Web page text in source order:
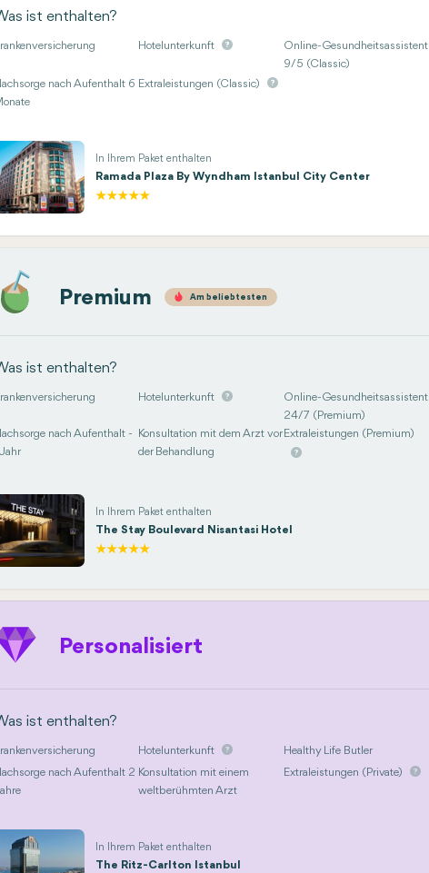
ist enthalten?
Hotelunterkunft
Online-Gesundheitsassistent
9/5 (Classic)
nach Aufenthalt 6 Extraleistungen (Classic)
In Ihrem Paket enthalten
Ramada Plaza By Wyndham Istanbul City Center
Premium Am beliebtesten
ist enthalten?
Hotelunterkunft
Online-Gesundheitsassistent
24/7 (Premium)
nach Aufenthalt -
Jahr
Konsultation mit dem Arzt vor
der Behandlung
Extraleistungen (Premium)
In Ihrem Paket enthalten
The Stay Boulevard Nisantasi Hotel
Personalisiert
ist enthalten?
Hotelunterkunft
Healthy Life Butler
nach Aufenthalt 2 Konsultation mit einem
weltberühmten Arzt
Extraleistungen (Private)
In Ihrem Paket enthalten
The Ritz-Carlton Istanbul